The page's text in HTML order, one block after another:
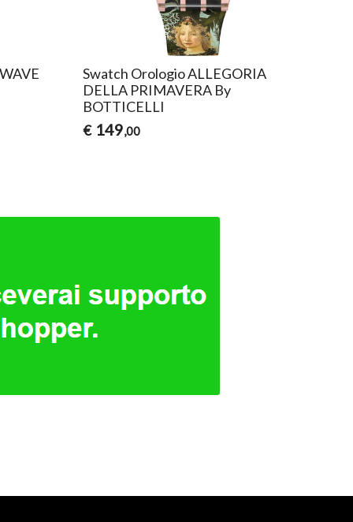
Swatch Orologio ALLEGORIA
DELLA PRIMAVERA By
BOTTICELLI
€ 149,00